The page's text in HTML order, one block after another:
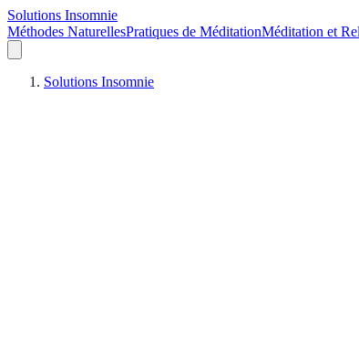
Solutions Insomnie
Méthodes NaturellesPratiques de MéditationMéditation et
Solutions Insomnie